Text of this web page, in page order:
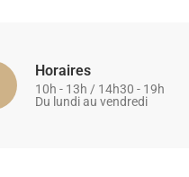
Horaires
10h - 13h / 14h30 - 19h
Du lundi au vendredi